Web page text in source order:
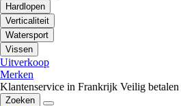
Hardlopen
Verticaliteit
Watersport
Vissen
Uitverkoop
Merken
Klantenservice in Frankrijk Veilig betalen
Zoeken